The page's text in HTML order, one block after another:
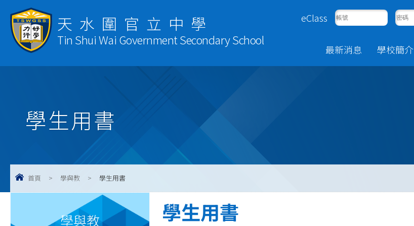
天水圍官立中學
Tin Shui Wai Government Secondary School
eClass
最新消息 學校簡介
學生用書
首頁 > 學與教 > 學生用書
學生用書
學與教